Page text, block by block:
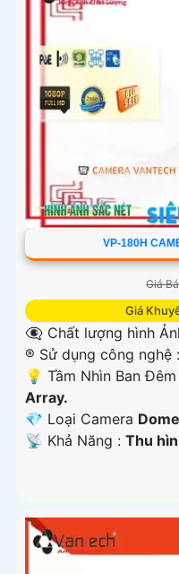
VP-180H
Giá
Giá
👁️‍🗨 Chất lượng hình
®️ Sử dụng công nghệ :
💡 Tầm Nhìn Ban Đêm
Array.
💎 Loại Camera
️📡 Khả Năng : Thu